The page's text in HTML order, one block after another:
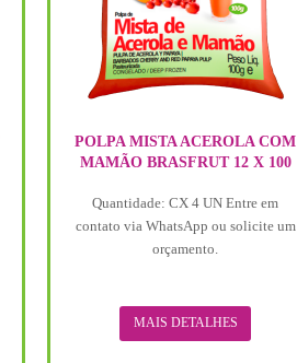
POLPA MISTA ACEROLA COM
MAMÃO BRASFRUT 12 X 100
Quantidade: CX 4 UN Entre em
contato via WhatsApp ou solicite um
orçamento.
MAIS DETALHES